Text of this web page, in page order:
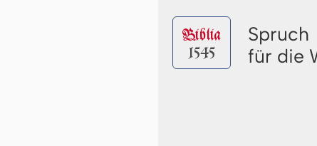
Biblia
1545
Spruch
für die